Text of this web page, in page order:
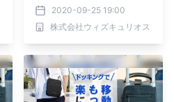
をもっと楽にする」バッグ
がMakuakeにて先行予約
受付中！！
2020-09-25 19:00
株式会社ウィズキュリオス